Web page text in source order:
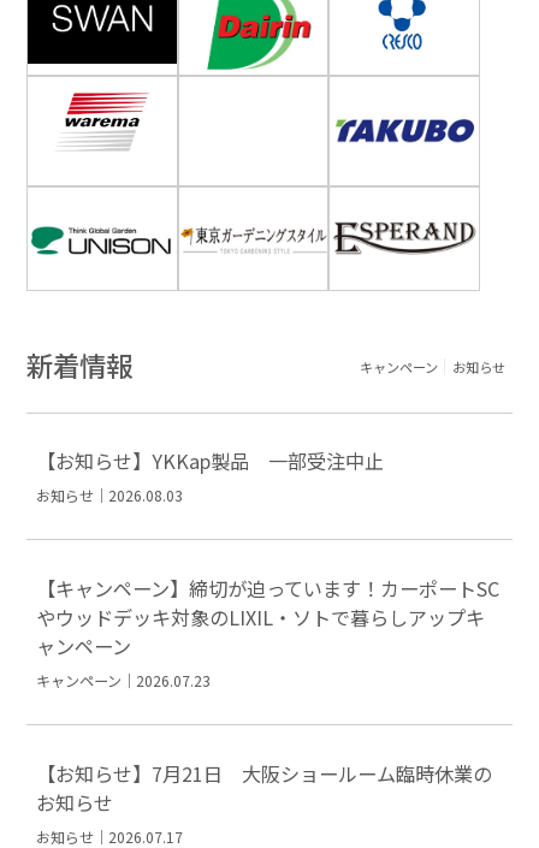
新着情報 キャンペーン お知らせ
【お知らせ】YKKap製品 一部受注中止
お知らせ｜2026.08.03
【キャンペーン】締切が迫っています！カーポートSC
やウッドデッキ対象のLIXIL・ソトで暮らしアップキ
ャンペーン
キャンペーン｜2026.07.23
【お知らせ】7月21日 大阪ショールーム臨時休業の
お知らせ
お知らせ｜2026.07.17